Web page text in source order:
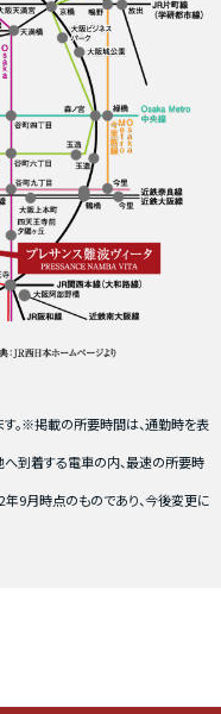
。※掲載の所要時間は、通勤時を表
到着する電車の内、最速の所要時
9月時点のものであり、今後変更に